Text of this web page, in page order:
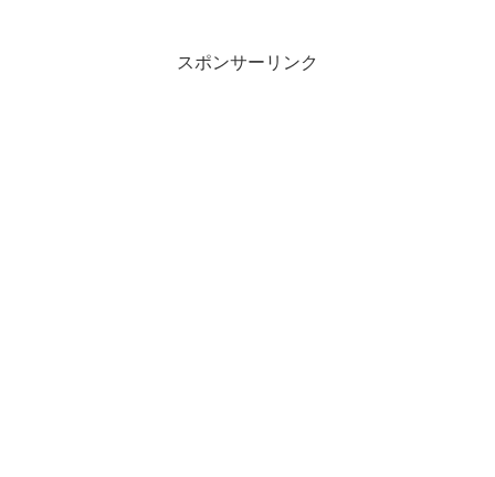
スポンサーリンク